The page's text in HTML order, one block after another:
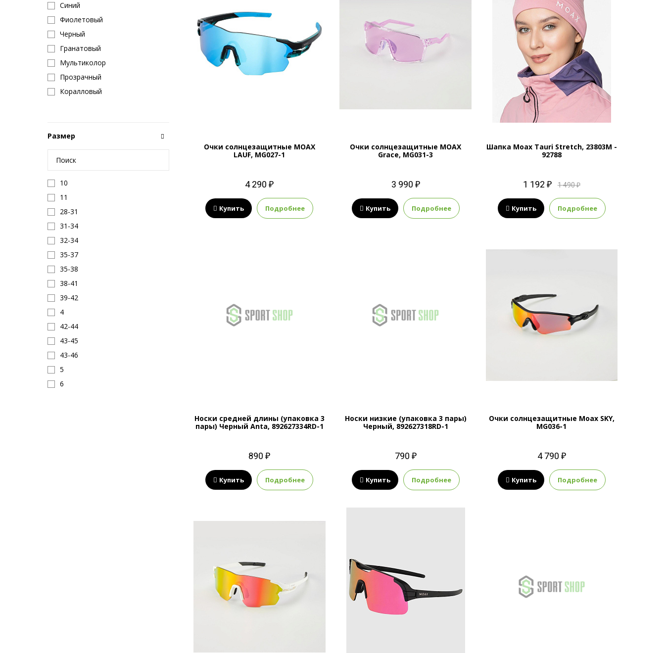
Синий
Фиолетовый
Черный
Гранатовый
Мультиколор
Прозрачный
Коралловый
Размер
10
11
28-31
31-34
32-34
35-37
35-38
38-41
39-42
4
42-44
43-45
43-46
5
6
Очки солнцезащитные MOAX
LAUF, MG027-1
4 290 ₽
Купить Подробнее
Очки солнцезащитные MOAX
Grace, MG031-3
3 990 ₽
Купить Подробнее
Шапка Moax Tauri Stretch, 23803M -
92788
1 192 ₽ 1 490 ₽
Купить Подробнее
Носки средней длины (упаковка 3
пары) Черный Anta, 892627334RD-1
890 ₽
Купить Подробнее
Носки низкие (упаковка 3 пары)
Черный, 892627318RD-1
790 ₽
Купить Подробнее
Очки солнцезащитные Moax SKY,
MG036-1
4 790 ₽
Купить Подробнее